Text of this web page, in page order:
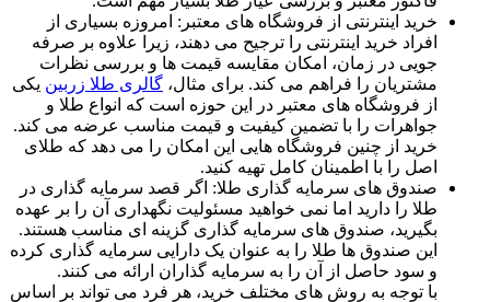
خرید اینترنتی از فروشگاه‌ های معتبر: امروزه بسیاری از
افراد خرید اینترنتی را ترجیح می‌ دهند، زیرا علاوه بر صرفه‌
جویی در زمان، امکان مقایسه قیمت‌ ها و بررسی نظرات
مشتریان را فراهم می‌ کند. برای مثال، گالری طلا زربین یکی
از فروشگاه‌ های معتبر در این حوزه است که انواع طلا و
جواهرات را با تضمین کیفیت و قیمت مناسب عرضه می‌ کند.
خرید از چنین فروشگاه‌ هایی این امکان را می‌ دهد که طلای
اصل را با اطمینان کامل تهیه کنید.
صندوق‌ های سرمایه‌ گذاری طلا: اگر قصد سرمایه‌ گذاری در
طلا را دارید اما نمی‌ خواهید مسئولیت نگهداری آن را بر عهده
بگیرید، صندوق‌ های سرمایه‌ گذاری گزینه‌ ای مناسب هستند.
این صندوق‌ ها طلا را به‌ عنوان یک دارایی سرمایه‌ گذاری کرده
و سود حاصل از آن را به سرمایه‌ گذاران ارائه می‌ کنند.
با توجه به روش‌ های مختلف خرید، هر فرد می‌ تواند بر اساس